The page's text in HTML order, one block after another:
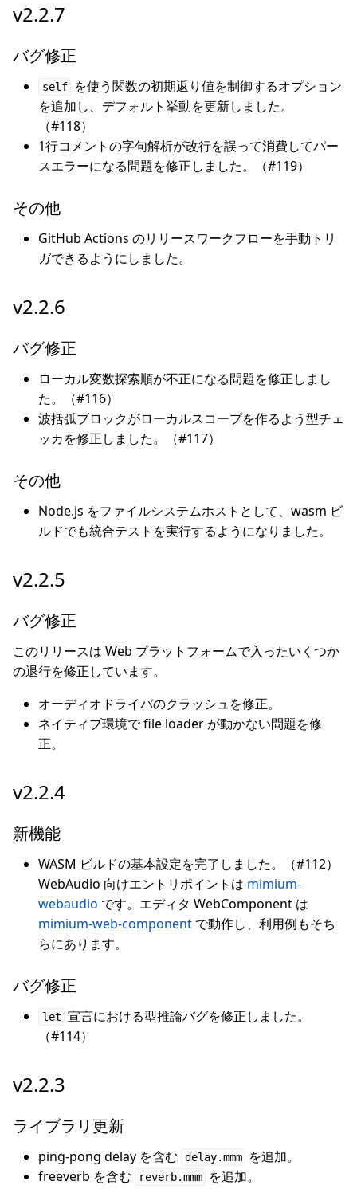
v2.2.7
バグ修正
self
を使う関数の初期返り値を制御するオプション
を追加し、デフォルト挙動を更新しました。
（#118）
1行コメントの字句解析が改行を誤って消費してパー
スエラーになる問題を修正しました。（#119）
その他
GitHub Actions のリリースワークフローを手動トリ
ガできるようにしました。
v2.2.6
バグ修正
ローカル変数探索順が不正になる問題を修正しまし
た。（#116）
波括弧ブロックがローカルスコープを作るよう型チェ
ッカを修正しました。（#117）
その他
Node.js をファイルシステムホストとして、wasm ビ
ルドでも統合テストを実行するようになりました。
v2.2.5
バグ修正
このリリースは Web プラットフォームで入ったいくつか
の退行を修正しています。
オーディオドライバのクラッシュを修正。
ネイティブ環境で file loader が動かない問題を修
正。
v2.2.4
新機能
WASM ビルドの基本設定を完了しました。（#112）
WebAudio 向けエントリポイントは mimium-
webaudio です。エディタ WebComponent は
mimium-web-component で動作し、利用例もそち
らにあります。
バグ修正
let 宣言における型推論バグを修正しました。
（#114）
v2.2.3
ライブラリ更新
ping-pong delay を含む delay.mmm
を追加。
freeverb を含む
reverb.mmm を追加。